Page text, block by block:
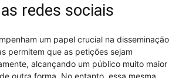
redes sociais
um papel crucial na disseminação
permitem que as petições sejam
alcançando um público muito maior
outra forma. No entanto, essa mesma